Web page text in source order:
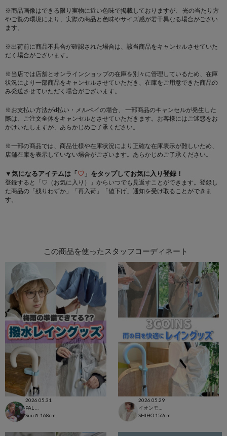
※商品画像はできる限り実物に近い色味で掲載しておりますが、 光の当たり方
やご覧の環境により、実際の商品と色味やサイズ感が若干異なる場合がござい
ます。
※出荷前に商品不具合が確認された場合は、該当商品をキャンセルさせていた
だく場合がございます。
※当店では店舗とオンラインショップの在庫を別々に管理しているため、在庫
状況により一部商品をキャンセルさせていただき、在庫をご用意できた商品の
み発送させていただく場合がございます。
※お支払い方法がd払い・メルペイの場合、 一部商品のキャンセルが発生した
際は、ご注文全体をキャンセルとさせていただきます。お客様にはご迷惑をお
かけいたしますが、あらかじめご了承ください。
※一部の商品では、商品仕様や在庫状況により正確な在庫表示が難しいため、
店舗在庫を表示していない場合がございます。あらかじめご了承ください。
▼気になるアイテムは「♡ 」をタップしてお気に入り登録！
登録すると「♡（お気に入り）」からいつでも見返すことができます。登録し
た商品の「残りわずか」「再入荷」「値下げ」通知を受け取ることができま
す。
この商品を使ったスタッフコーディネート
2026.05.31
Suu☺︎ 168cm
2026.05.29
SHIHO 152cm